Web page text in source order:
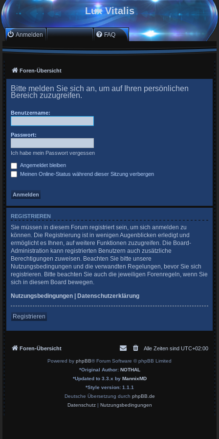
Lux Vitalis
Anmelden Registrieren FAQ
Foren-Übersicht
Bitte melden Sie sich an, um auf Ihren persönlichen
Bereich zuzugreifen.
Benutzername:
Passwort:
Ich habe mein Passwort vergessen
Angemeldet bleiben
Meinen Online-Status während dieser Sitzung verbergen
REGISTRIEREN
Sie müssen in diesem Forum registriert sein, um sich anmelden zu
können. Die Registrierung ist in wenigen Augenblicken erledigt und
ermöglicht es Ihnen, auf weitere Funktionen zuzugreifen. Die Board-
Administration kann registrierten Benutzern auch zusätzliche
Berechtigungen zuweisen. Beachten Sie bitte unsere
Nutzungsbedingungen und die verwandten Regelungen, bevor Sie sich
registrieren. Bitte beachten Sie auch die jeweiligen Forenregeln, wenn Sie
sich in diesem Board bewegen.
Nutzungsbedingungen | Datenschutzerklärung
Registrieren
Foren-Übersicht Alle Zeiten sind UTC+02:00
Powered by phpBB® Forum Software © phpBB Limited
*Original Author: NOTHAL
*Updated to 3.3.x by MannixMD
*Style version: 1.1.1
Deutsche Übersetzung durch phpBB.de
Datenschutz| Nutzungsbedingungen